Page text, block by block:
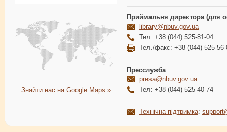
Знайти нас на Google Maps »
Приймальня директора (для
library@nbuv.gov.ua
Тел: +38 (044) 525-81-04
Тел./факс: +38 (044) 525-56-
Пресслужба
presa@nbuv.gov.ua
Тел: +38 (044) 525-40-74
Технічна підтримка: